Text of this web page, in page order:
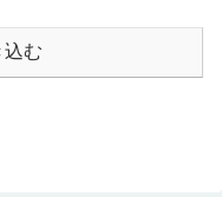
込む